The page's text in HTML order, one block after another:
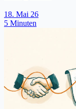
18. Mai 26
5 Minuten